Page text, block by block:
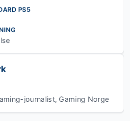
PS5
journalist, Gaming Norge